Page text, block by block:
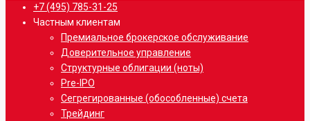
Close
Menu
+7 (495) 785-31-25
Частным клиентам
Премиальное брокерское обслуживание
Доверительное управление
Структурные облигации (ноты)
Pre-IPO
Сегрегированные (обособленные) счета
Трейдинг